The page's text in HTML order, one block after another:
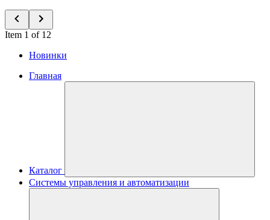
Item 1 of 12
Новинки
Главная
Каталог
Системы управления и автоматизации